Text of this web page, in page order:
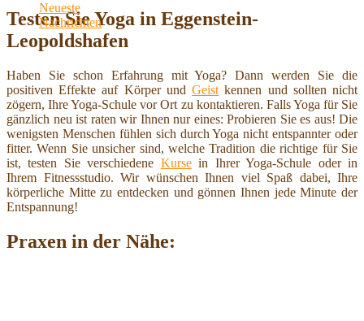
Testen Sie Yoga in Eggenstein-
Leopoldshafen
Haben Sie schon Erfahrung mit Yoga? Dann werden Sie die
positiven Effekte auf Körper undGeist kennen und sollten nicht
zögern, Ihre Yoga-Schule vor Ort zu kontaktieren. Falls Yoga für Sie
gänzlich neu ist raten wir Ihnen nur eines: Probieren Sie es aus! Die
wenigsten Menschen fühlen sich durch Yoga nicht entspannter oder
fitter. Wenn Sie unsicher sind, welche Tradition die richtige für Sie
ist, testen Sie verschiedene Kursein Ihrer Yoga-Schule oder in
Ihrem Fitnessstudio. Wir wünschen Ihnen viel Spaß dabei, Ihre
körperliche Mitte zu entdecken und gönnen Ihnen jede Minute der
Entspannung!
Praxen in der Nähe: